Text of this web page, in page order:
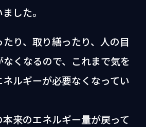
した。
り、取り繕ったり、人の目
くなるので、これまで気を
ルギーが必要なくなってい
来のエネルギー量が戻って